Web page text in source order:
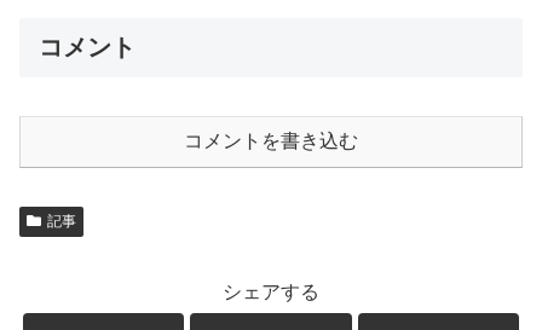
コメント
コメントを書き込む
記事
シェアする